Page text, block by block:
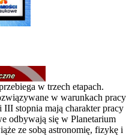
w trzech etapach.
w warunkach pracy
stopnia mają charakter pracy
odbywają się w Planetarium
ze sobą astronomię, fizykę i